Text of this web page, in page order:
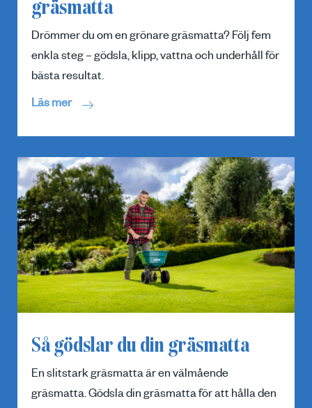
gräsmatta
Drömmer du om en grönare gräsmatta? Följ fem
enkla steg – gödsla, klipp, vattna och underhåll för
bästa resultat.
Läs mer
Så gödslar du din gräsmatta
En slitstark gräsmatta är en välmående
gräsmatta. Gödsla din gräsmatta för att hålla den